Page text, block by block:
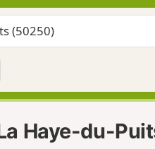
Haye-du-